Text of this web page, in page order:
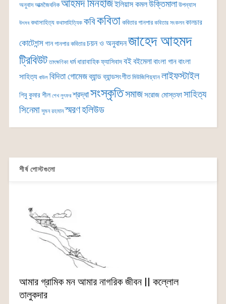
অনুবাদ আত্মজৈবনিক আহমদ মিনহাজইলিয়াস কমলউক্তিমালা উপন্যাস
উৎসব কথাসাহিত্য কথাসাহিত্যিক কবিকবিতা কবিতার গানপার কবিতার সংকলন কালচার
কোটেশন্সগান গানপার কবিতার চয়ন ও অনুবাদনজাহেদ আহমদ
ট্রিবিউট তাৎক্ষণিকা ধর্ম ধারাবাহিকফ্যাসিবাদবইবইমেলাবাংলা গানবাংলা
সাহিত্য বাউল বিদিতা গোমেজব্যান্ডব্যান্ডসংগীত মিউজিশিয়্যান লাইফস্টাইল
শিবু কুমার শীল শেখ লুৎফর শ্রদ্ধাসংস্কৃতিসমাজসরোজ মোস্তফাসাহিত্য
সিনেমা সুমন রহমান স্মরণহলিউড
শীর্ষ পোস্টগুলো
আমার গ্রামিক মন আমার নাগরিক জীবন || কল্লোল
তালুকদার